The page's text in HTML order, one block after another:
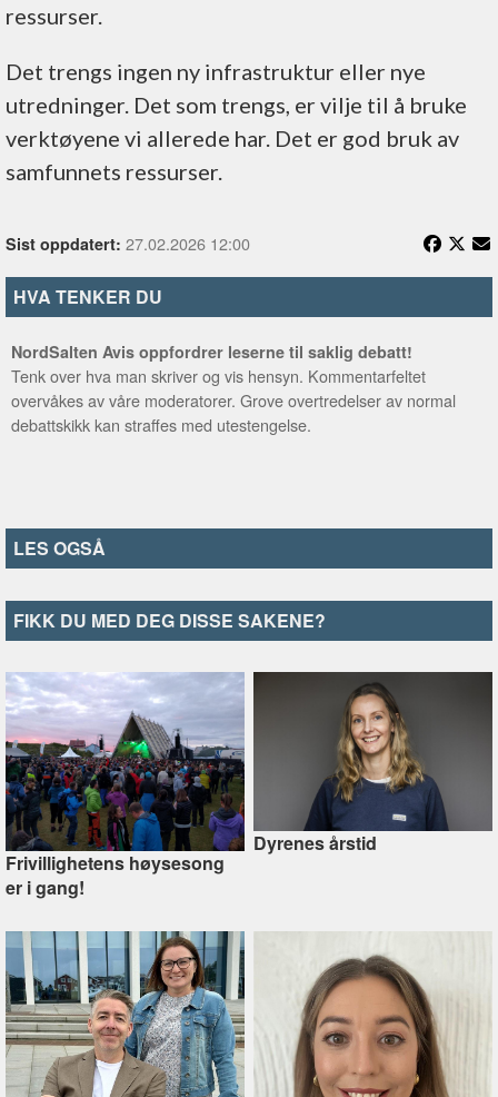
ressurser.
Det trengs ingen ny infrastruktur eller nye
utredninger. Det som trengs, er vilje til å bruke
verktøyene vi allerede har. Det er god bruk av
samfunnets ressurser.
Sist oppdatert: 27.02.2026 12:00
HVA TENKER DU
NordSalten Avis oppfordrer leserne til saklig debatt!
Tenk over hva man skriver og vis hensyn. Kommentarfeltet
overvåkes av våre moderatorer. Grove overtredelser av normal
debattskikk kan straffes med utestengelse.
LES OGSÅ
FIKK DU MED DEG DISSE SAKENE?
Frivillighetens høysesong
er i gang!
Dyrenes årstid